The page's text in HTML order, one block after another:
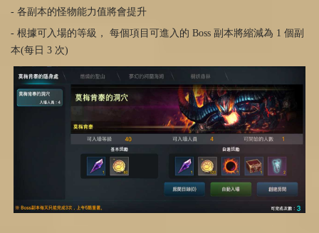
- 各副本的怪物能力值將會提升
- 根據可入場的等級， 每個項目可進入的 Boss 副本將縮減為 1 個副
本(每日 3 次)